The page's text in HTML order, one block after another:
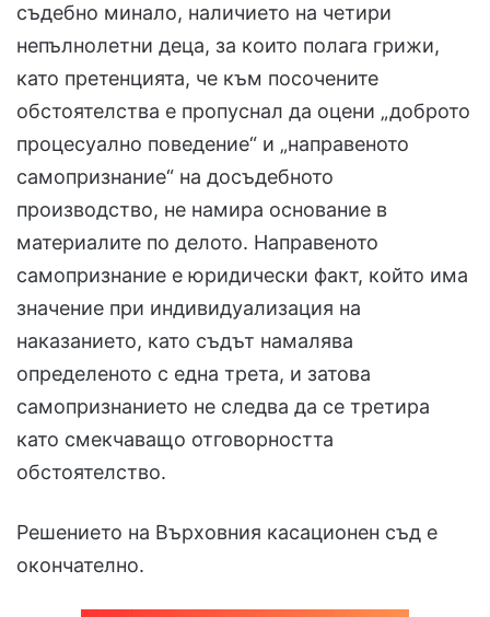
съдебно минало, наличието на четири
непълнолетни деца, за които полага грижи,
като претенцията, че към посочените
обстоятелства е пропуснал да оцени „доброто
процесуално поведение“ и „направеното
самопризнание“ на досъдебното
производство, не намира основание в
материалите по делото. Направеното
самопризнание е юридически факт, който има
значение при индивидуализация на
наказанието, като съдът намалява
определеното с една трета, и затова
самопризнанието не следва да се третира
като смекчаващо отговорността
обстоятелство.
Решението на Върховния касационен съд е
окончателно.